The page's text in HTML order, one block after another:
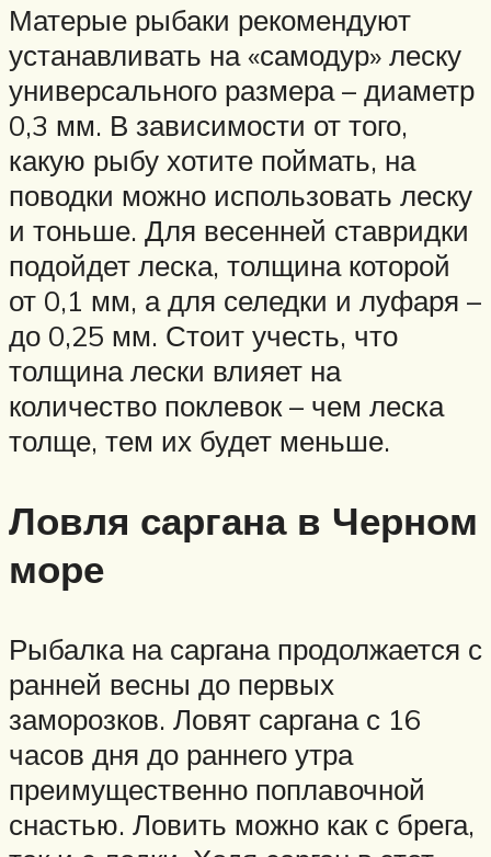
Матерые рыбаки рекомендуют
устанавливать на «самодур» леску
универсального размера – диаметр
0,3 мм. В зависимости от того,
какую рыбу хотите поймать, на
поводки можно использовать леску
и тоньше. Для весенней ставридки
подойдет леска, толщина которой
от 0,1 мм, а для селедки и луфаря –
до 0,25 мм. Стоит учесть, что
толщина лески влияет на
количество поклевок – чем леска
толще, тем их будет меньше.
Ловля саргана в Черном
море
Рыбалка на саргана продолжается с
ранней весны до первых
заморозков. Ловят саргана с 16
часов дня до раннего утра
преимущественно поплавочной
снастью. Ловить можно как с брега,